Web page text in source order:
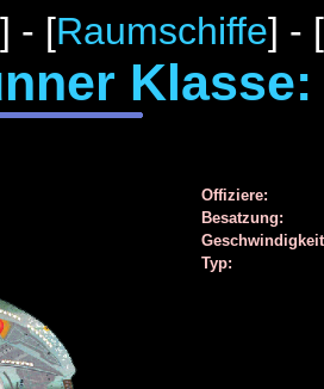
] - [Raumschiffe] -
Klasse:
Offiziere:
Besatzung:
Typ: